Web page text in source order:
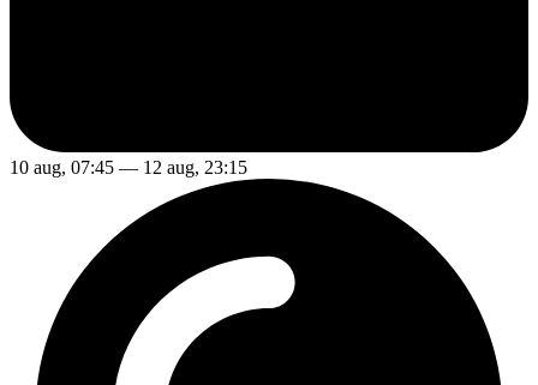
10 aug, 07:45 — 12 aug, 23:15